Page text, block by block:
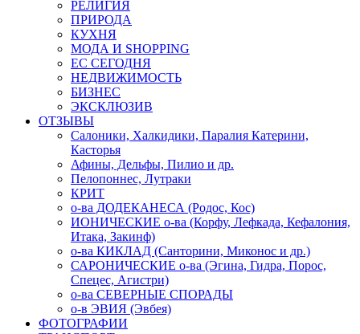
РЕЛИГИЯ
ПРИРОДА
КУХНЯ
МОДА И SHOPPING
ЕС СЕГОДНЯ
НЕДВИЖИМОСТЬ
БИЗНЕС
ЭКСКЛЮЗИВ
ОТЗЫВЫ
Салоники, Халкидики, Паралия Катерини,
Касторья
Афины, Дельфы, Пилио и др.
Пелопоннес, Лутраки
КРИТ
о-ва ДОДЕКАНЕСА (Родос, Кос)
ИОНИЧЕСКИЕ о-ва (Корфу, Лефкада, Кефалония,
Итака, Закинф)
о-ва КИКЛАД (Санторини, Миконос и др.)
САРОНИЧЕСКИЕ о-ва (Эгина, Гидра, Порос,
Спецес, Агистри)
о-ва СЕВЕРНЫЕ СПОРАДЫ
о-в ЭВИЯ (Эвбея)
ФОТОГРАФИИ